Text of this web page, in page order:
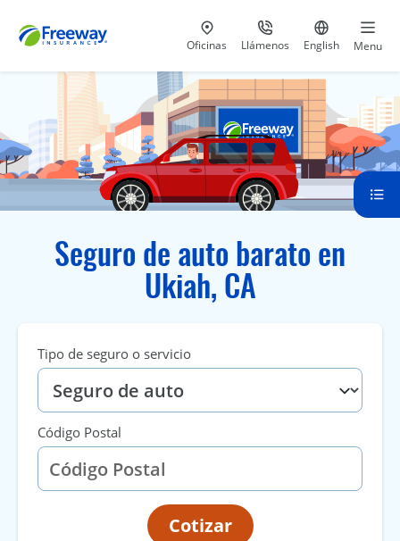
Visita nuestras
Oficinas Llámenos
al 800-441-5533
Ir al sitio
English Menu
Seguro de auto barato en
Ukiah, CA
Tipo de seguro o servicio
Código Postal
Cotizar